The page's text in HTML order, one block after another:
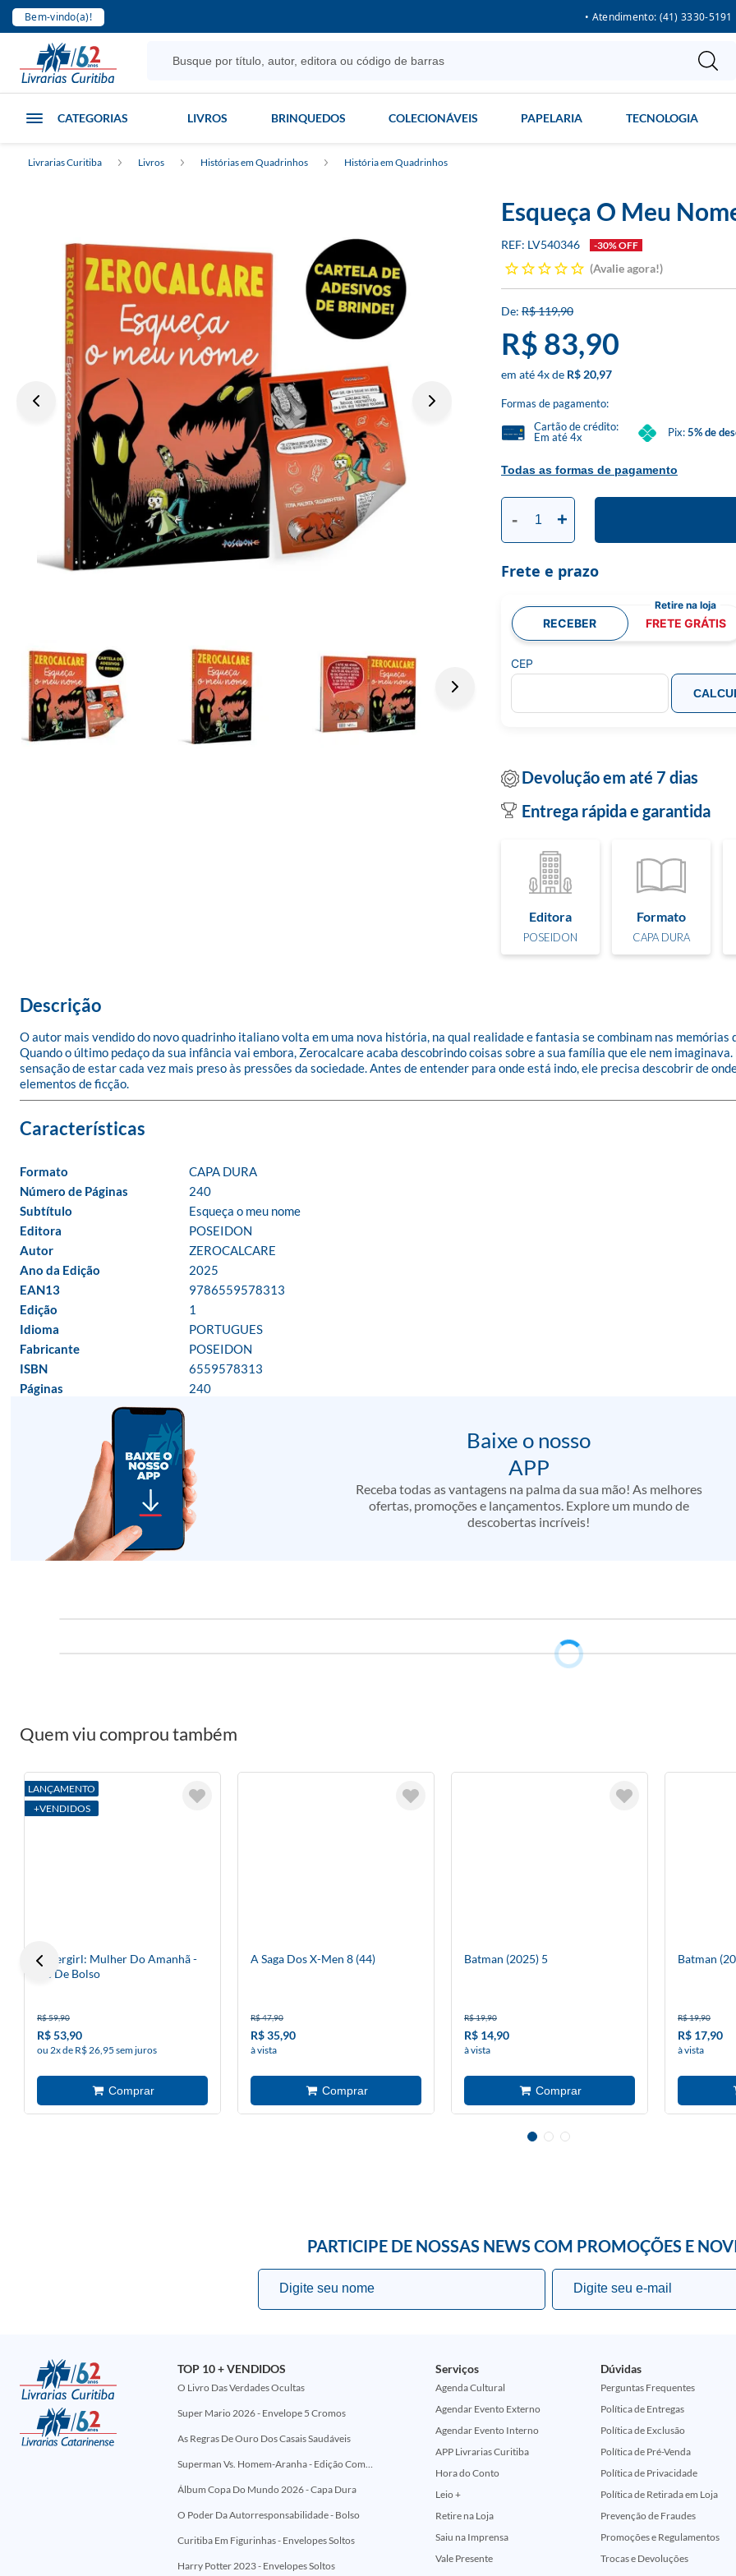
Bem-vindo(a)! • Atendimento: (41) 3330-5191
CATEGORIAS LIVROS BRINQUEDOS COLECIONÁVEIS PAPELARIA TECNOLOGIA
Livrarias Curitiba Livros Histórias em Quadrinhos História em Quadrinhos
Esqueça O Meu
LV540346 -30% OFF
Avalie agora!
R$ 119,90
R$ 83,90
4x R$ 20,97
Formas de pagamento:
Todas as formas de pagamento
Cartão de crédito:
Em até 4x
Pix:5% de
- +
Frete e prazo
RECEBER FRETE GRÁTIS
CEP
Devolução em até 7 dias
Entrega rápida e garantida
Editora
POSEIDON
Formato
CAPA DURA
Descrição
O autor mais vendido do novo quadrinho italiano volta em uma nova história, na qual realidade e fantasia se combinam nas
Quando o último pedaço da sua infância vai embora, Zerocalcare acaba descobrindo coisas sobre a sua família que ele nem
sensação de estar cada vez mais preso às pressões da sociedade. Antes de entender para onde está indo, ele precisa descobrir de
elementos de ficção.
Formato
CAPA DURA
Número de Páginas
240
Subtítulo
Esqueça o meu nome
Editora
POSEIDON
Autor
ZEROCALCARE
Ano da Edição
2025
EAN13
9786559578313
Edição
1
Idioma
PORTUGUES
Fabricante
POSEIDON
ISBN
6559578313
Páginas
240
Baixe o nosso
APP
Receba todas as vantagens na palma da sua mão! As melhores
ofertas, promoções e lançamentos. Explore um mundo de
descobertas incríveis!
Quem viu comprou também
LANÇAMENTO
+VENDIDOS
Supergirl: Mulher Do Amanhã -
Dc De Bolso
R$ 59,90
R$ 53,90
ou 2x de R$ 26,95 sem juros
A Saga Dos X-Men 8 (44)
R$ 47,90
R$ 35,90
à vista
Batman (2025) 5
R$ 19,90
R$ 14,90
à vista
Batman
R$ 19,90
R$ 17,90
à vista
PARTICIPE DE NOSSAS NEWS COM PROMOÇÕES E
TOP 10 + VENDIDOS
O Livro Das Verdades Ocultas
Super Mario 2026 - Envelope 5 Cromos
As Regras De Ouro Dos Casais Saudáveis
Superman Vs. Homem-Aranha - Edição Comemorativa 50 Anos (Encontros Clássicos Dc E Marvel)
Álbum Copa Do Mundo 2026 - Capa Dura
O Poder Da Autorresponsabilidade - Bolso
Curitiba Em Figurinhas - Envelopes Soltos
Harry Potter 2023 - Envelopes Soltos
Serviços
Agenda Cultural
Agendar Evento Externo
Agendar Evento Interno
APP Livrarias Curitiba
Hora do Conto
Leio +
Retire na Loja
Saiu na Imprensa
Vale Presente
Dúvidas
Perguntas Frequentes
Política de Entregas
Política de Exclusão
Política de Pré-Venda
Política de Privacidade
Política de Retirada em Loja
Prevenção de Fraudes
Promoções e Regulamentos
Trocas e Devoluções